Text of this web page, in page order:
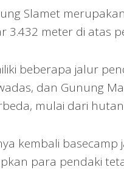
Slamet
3.432 meter di atas
beberapa jalur
dan Gunung
mulai dari
kembali
para pendaki